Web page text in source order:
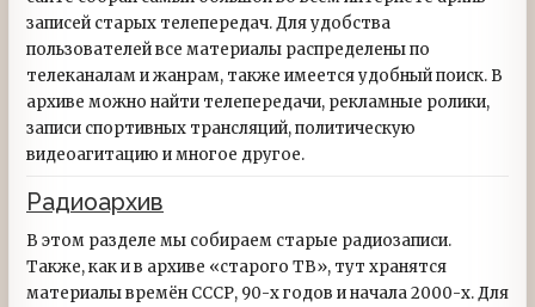
записей старых телепередач. Для удобства
пользователей все материалы распределены по
телеканалам и жанрам, также имеется удобный поиск. В
архиве можно найти телепередачи, рекламные ролики,
записи спортивных трансляций, политическую
видеоагитацию и многое другое.
Радиоархив
В этом разделе мы собираем старые радиозаписи.
Также, как и в архиве «старого ТВ», тут хранятся
материалы времён СССР, 90-х годов и начала 2000-х. Для